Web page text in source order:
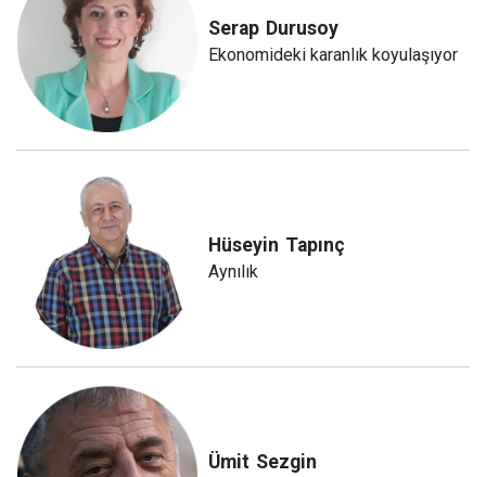
Serap Durusoy
Ekonomideki karanlık koyulaşıyor
Hüseyin Tapınç
Aynılık
Ümit Sezgin